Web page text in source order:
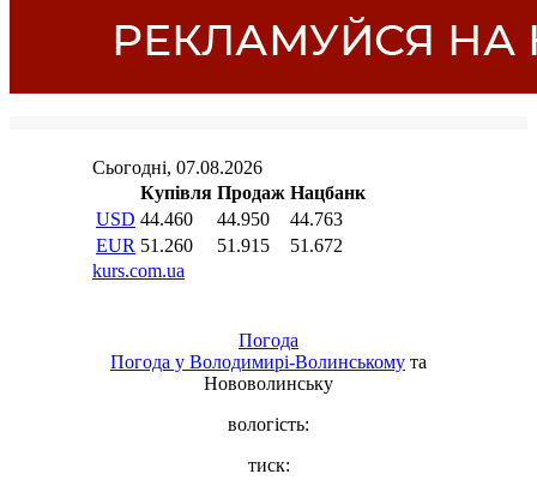
Погода
Погода у Володимирі-Волинському та
Нововолинську
вологість:
тиск: